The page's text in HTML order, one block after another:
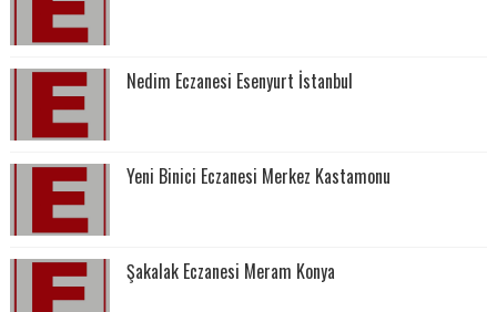
Nedim Eczanesi Esenyurt İstanbul
Yeni Binici Eczanesi Merkez Kastamonu
Şakalak Eczanesi Meram Konya